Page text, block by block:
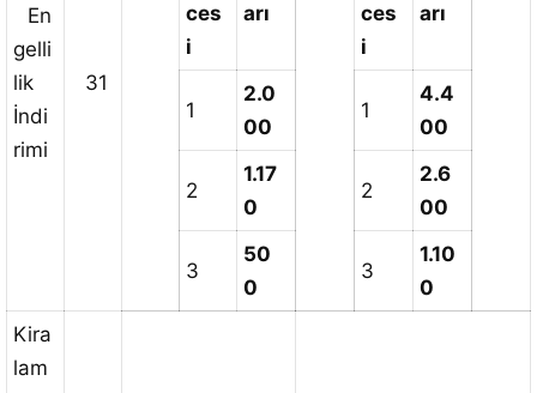
En
gelli
lik
İndi
rimi
31
ces
i
arı
ces
i
arı
1
2.0
00
1
4.4
00
2
1.17
0
2
2.6
00
3
50
0
3
1.10
0
Kira
lam